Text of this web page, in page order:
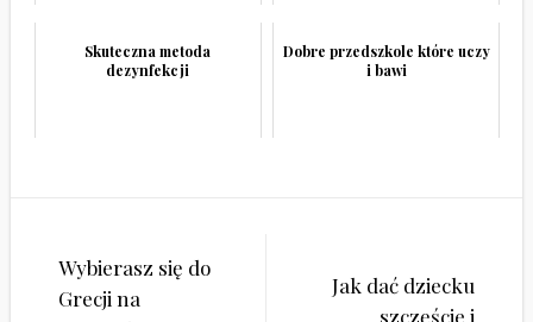
Skuteczna metoda
dezynfekcji
Dobre przedszkole które uczy
i bawi
Nawigacja
wpisu
Wybierasz się do
Grecji na
Jak dać dziecku
szczęście i